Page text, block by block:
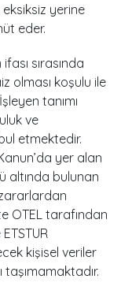
yerine
eder.
sırasında
olması koşulu ile
tanımı
ve
etmektedir.
yer alan
altında bulunan
OTEL tarafından
kişisel veriler
taşımamaktadır.